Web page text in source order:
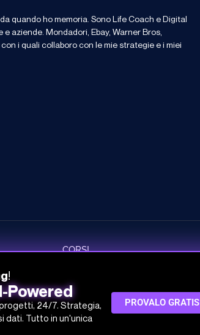
quando ho memoria. Sono Life Coach e Digital
aziende. Mondadori, Ebay, Warner Bros,
i quali collaboro con le mie strategie e i miei
CORSI
Percorsi
Argomenti
Crea il tuo piano
!
Powered
24/7. Strategia,
dati. Tutto in un'unica
PROVALO GRATIS